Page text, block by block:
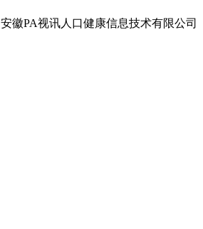
安徽PA视讯人口健康信息技术有限公司